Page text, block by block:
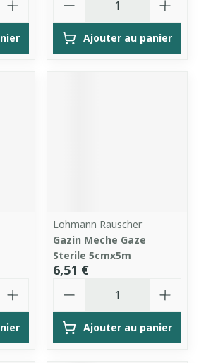
Ajouter au panier
Lohmann Rauscher
Gazin Meche Gaze
Sterile 5cmx5m
6,51 €
Ajouter au panier